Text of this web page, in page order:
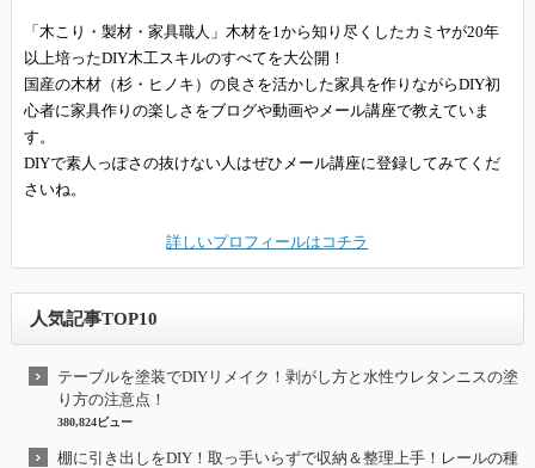
「木こり・製材・家具職人」木材を1から知り尽くしたカミヤが20年
以上培ったDIY木工スキルのすべてを大公開！
国産の木材（杉・ヒノキ）の良さを活かした家具を作りながらDIY初
心者に家具作りの楽しさをブログや動画やメール講座で教えていま
す。
DIYで素人っぽさの抜けない人はぜひメール講座に登録してみてくだ
さいね。
詳しいプロフィールはコチラ
人気記事TOP10
テーブルを塗装でDIYリメイク！剥がし方と水性ウレタンニスの塗
り方の注意点！
380,824ビュー
棚に引き出しをDIY！取っ手いらずで収納＆整理上手！レールの種